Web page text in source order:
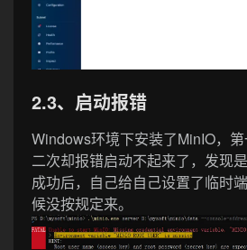
2.3、启动报错
Windows环境下安装了MinIO，
二次却报错启动不起来了，发现
成功后，自己给自己设置了临时
候没按规定来。